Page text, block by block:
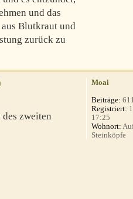
und das
Blutkraut und
zurück zu
zweiten
Moai
Beiträge:
Registriert:
17:25
Wohnort:
Steinköpfe